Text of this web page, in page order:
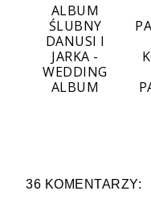
ALBUM
ŚLUBNY
DANUSI I
JARKA -
WEDDING
ALBUM
36 KOMENTARZY: